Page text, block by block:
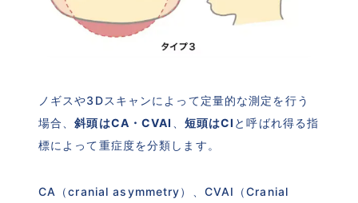
ノギスや3Dスキャンによって定量的な測定を行う
場合、斜頭はCA・CVAI 短頭はCI と呼ばれ得る指
標によって重症度を分類します。
CA（cranial asymmetry）、CVAI（Cranial